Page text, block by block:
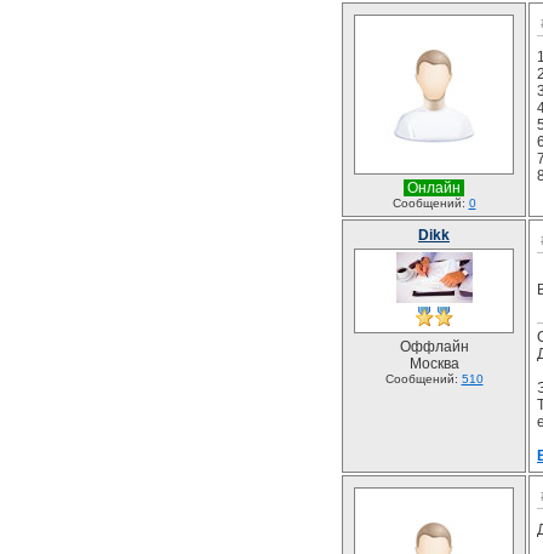
Онлайн
Сообщений: 0
Dikk
Оффлайн
Москва
Сообщений: 510